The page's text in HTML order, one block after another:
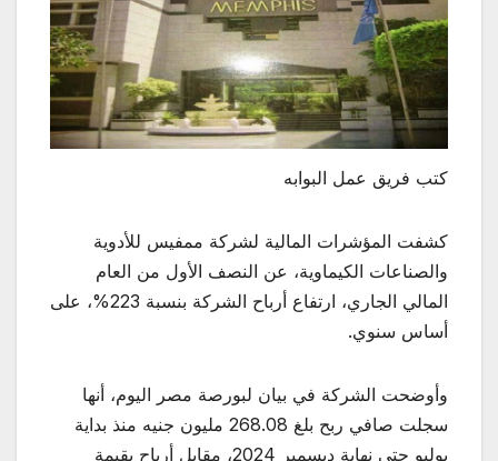
كتب فريق عمل البوابه
كشفت المؤشرات المالية لشركة ممفيس للأدوية
والصناعات الكيماوية، عن النصف الأول من العام
المالي الجاري، ارتفاع أرباح الشركة بنسبة 223%، على
أساس سنوي.
وأوضحت الشركة في بيان لبورصة مصر اليوم، أنها
سجلت صافي ربح بلغ 268.08 مليون جنيه منذ بداية
يوليو حتى نهاية ديسمبر 2024، مقابل أرباح بقيمة